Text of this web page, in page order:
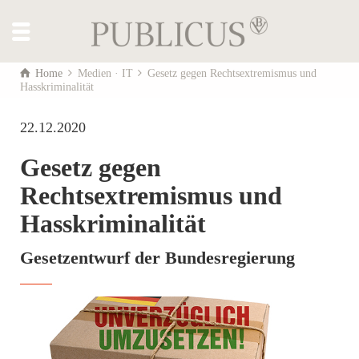
Home Medien · IT
Gesetz gegen Rechtsextremismus und
Hasskriminalität
22.12.2020
Gesetz gegen
Rechtsextremismus und
Hasskriminalität
Gesetzentwurf der Bundesregierung